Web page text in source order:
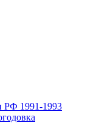
РФ 1991-1993